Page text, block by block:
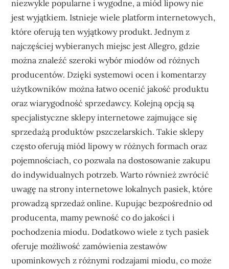
niezwykle popularne i wygodne, a miód lipowy nie
jest wyjątkiem. Istnieje wiele platform internetowych,
które oferują ten wyjątkowy produkt. Jednym z
najczęściej wybieranych miejsc jest Allegro, gdzie
można znaleźć szeroki wybór miodów od różnych
producentów. Dzięki systemowi ocen i komentarzy
użytkowników można łatwo ocenić jakość produktu
oraz wiarygodność sprzedawcy. Kolejną opcją są
specjalistyczne sklepy internetowe zajmujące się
sprzedażą produktów pszczelarskich. Takie sklepy
często oferują miód lipowy w różnych formach oraz
pojemnościach, co pozwala na dostosowanie zakupu
do indywidualnych potrzeb. Warto również zwrócić
uwagę na strony internetowe lokalnych pasiek, które
prowadzą sprzedaż online. Kupując bezpośrednio od
producenta, mamy pewność co do jakości i
pochodzenia miodu. Dodatkowo wiele z tych pasiek
oferuje możliwość zamówienia zestawów
upominkowych z różnymi rodzajami miodu, co może